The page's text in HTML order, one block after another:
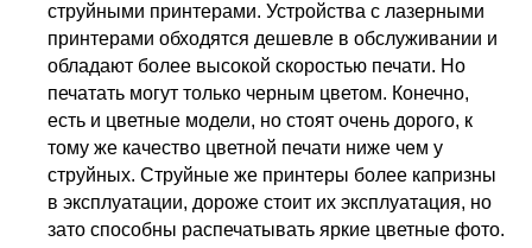
Canon PIXMA
TS6340
Смотреть
HP DeskJet Ink
Advantage 5075
M2U86C
Смотреть
Canon MAXIFY
Смотреть
струйными принтерами. Устройства с лазерными
принтерами обходятся дешевле в обслуживании и
обладают более высокой скоростью печати. Но
печатать могут только черным цветом. Конечно,
есть и цветные модели, но стоят очень дорого, к
тому же качество цветной печати ниже чем у
струйных. Струйные же принтеры более капризны
в эксплуатации, дороже стоит их эксплуатация, но
зато способны распечатывать яркие цветные фото.